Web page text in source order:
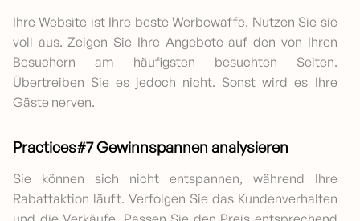
Ihre Website ist Ihre beste Werbewaffe. Nutzen Sie sie
voll aus. Zeigen Sie Ihre Angebote auf den von Ihren
Besuchern am häufigsten besuchten Seiten.
Übertreiben Sie es jedoch nicht. Sonst wird es Ihre
Gäste nerven.
Practices#7 Gewinnspannen analysieren
Sie können sich nicht entspannen, während Ihre
Rabattaktion läuft. Verfolgen Sie das Kundenverhalten